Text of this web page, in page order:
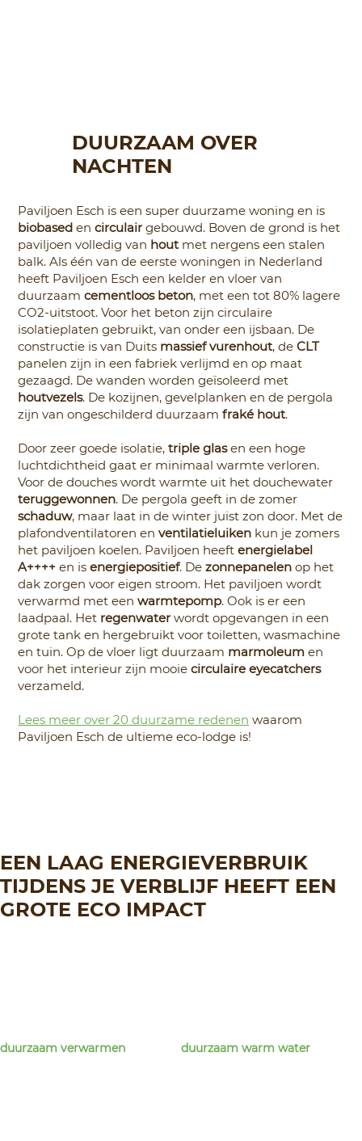
DUURZAAM OVER​
NACHTEN
Paviljoen Esch is een super duurzame woning en is
biobasedencirculairgebouwd. Boven de grond is het
paviljoen volledig van hout met nergens een stalen
balk. Als één van de eerste woningen in Nederland
heeft Paviljoen Esch een kelder en vloer van
duurzaamcementloos beton, met een tot 80% lagere
CO2-uitstoot. Voor het beton zijn circulaire
isolatieplaten gebruikt, van onder een ijsbaan. De
constructie is van Duits massief vurenhout, deCLT
panelen zijn in een fabriek verlijmd en op maat
gezaagd. De wanden worden geïsoleerd met
houtvezels. De kozijnen, gevelplanken en de pergola
zijn van ongeschilderd duurzaamfraké hout.
Door zeer goede isolatie, triple glasen een hoge
luchtdichtheid gaat er minimaal warmte verloren.
Voor de douches wordt warmte uit het douchewater
teruggewonnen. De pergola geeft in de zomer
schaduw, maar laat in de winter juist zon door. Met de
plafondventilatoren enventilatieluiken kun je zomers
het paviljoen koelen. Paviljoen heeftenergielabel
A++++ en isenergiepositief. Dezonnepanelenop het
dak zorgen voor eigen stroom. Het paviljoen wordt
verwarmd met eenwarmtepomp. Ook is er een
laadpaal. Het regenwaterwordt opgevangen in een
grote tank en hergebruikt voor toiletten, wasmachine
en tuin. Op de vloer ligt duurzaam marmoleumen
voor het interieur zijn mooiecirculaire eyecatchers
verzameld.
Lees meer over 20 duurzame redenen waarom
Paviljoen Esch de ultieme eco-lodge is!
duurzaam verwarmen duurzaam warm water
EEN LAAG ENERGIEVERBRUIK
TIJDENS JE VERBLIJF HEEFT EEN
GROTE ECO IMPACT